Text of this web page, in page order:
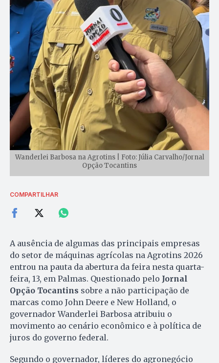
Wanderlei Barbosa na Agrotins | Foto: Júlia Carvalho/Jornal
Opção Tocantins
COMPARTILHAR
A ausência de algumas das principais empresas
do setor de máquinas agrícolas na Agrotins 2026
entrou na pauta da abertura da feira nesta quarta-
feira, 13, em Palmas. Questionado pelo Jornal
Opção Tocantins sobre a não participação de
marcas como John Deere e New Holland, o
governador Wanderlei Barbosa atribuiu o
movimento ao cenário econômico e à política de
juros do governo federal.
Segundo o governador, líderes do agronegócio